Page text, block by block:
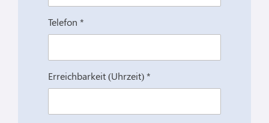
Telefon *
Erreichbarkeit (Uhrzeit) *